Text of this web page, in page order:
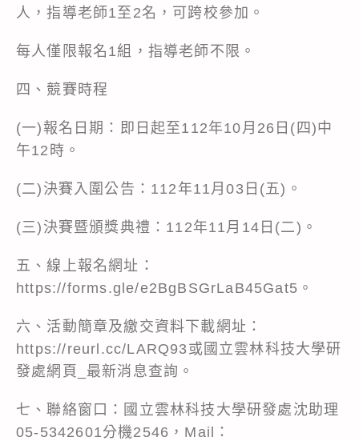
人，指導老師1至2名，可跨校參加。
每人僅限報名1組，指導老師不限。
四、競賽時程
(一)報名日期：即日起至112年10月26日(四)中
午12時。
(二)決賽入圍公告：112年11月03日(五)。
(三)決賽暨頒獎典禮：112年11月14日(二)。
五、線上報名網址：
https://forms.gle/e2BgBSGrLaB45Gat5。
六、活動簡章及繳交資料下載網址：
https://reurl.cc/LARQ93或國立雲林科技大學研
發處網頁_最新消息查詢。
七、聯絡窗口：國立雲林科技大學研發處沈助理
05-5342601分機2546，Mail：